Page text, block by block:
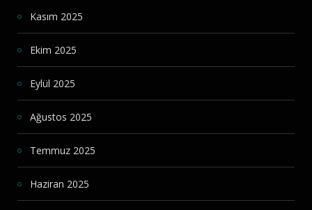
Kasım 2025
Ekim 2025
Eylül 2025
Ağustos 2025
Temmuz 2025
Haziran 2025